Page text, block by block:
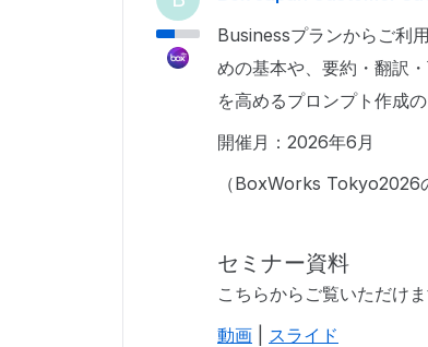
Businessプランからご利
めの基本や、要約・翻訳
を高めるプロンプト作成
開催月：2026年6月
（BoxWorks Tokyo2026
セミナー資料
こちらからご覧いただけま
動画
スライド